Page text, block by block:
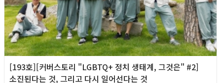
[193호][커버스토리 "LGBTQ+ 정치 생태계, 그것은" #2]
소진된다는 것, 그리고 다시 일어선다는 것